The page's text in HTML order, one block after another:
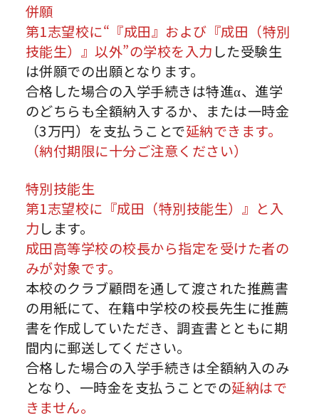
併願
第1志望校に“『成田』および『成田（特別
技能生）』以外”の学校を入力 した受験生
は併願での出願となります。
合格した場合の入学手続きは特進α、進学
のどちらも全額納入するか、または一時金
（3万円）を支払うことで延納できます。
（納付期限に十分ご注意ください）
特別技能生
第1志望校に『成田（特別技能生）』と入
力します。
成田高等学校の校長から指定を受けた者の
みが対象です。
本校のクラブ顧問を通して渡された推薦書
の用紙にて、在籍中学校の校長先生に推薦
書を作成していただき、調査書とともに期
間内に郵送してください。
合格した場合の入学手続きは全額納入のみ
となり、一時金を支払うことでの延納はで
きません。